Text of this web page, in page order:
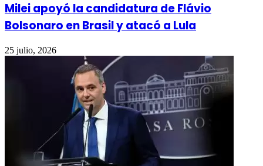
Milei apoyó la candidatura de Flávio
Bolsonaro en Brasil y atacó a Lula
25 julio, 2026